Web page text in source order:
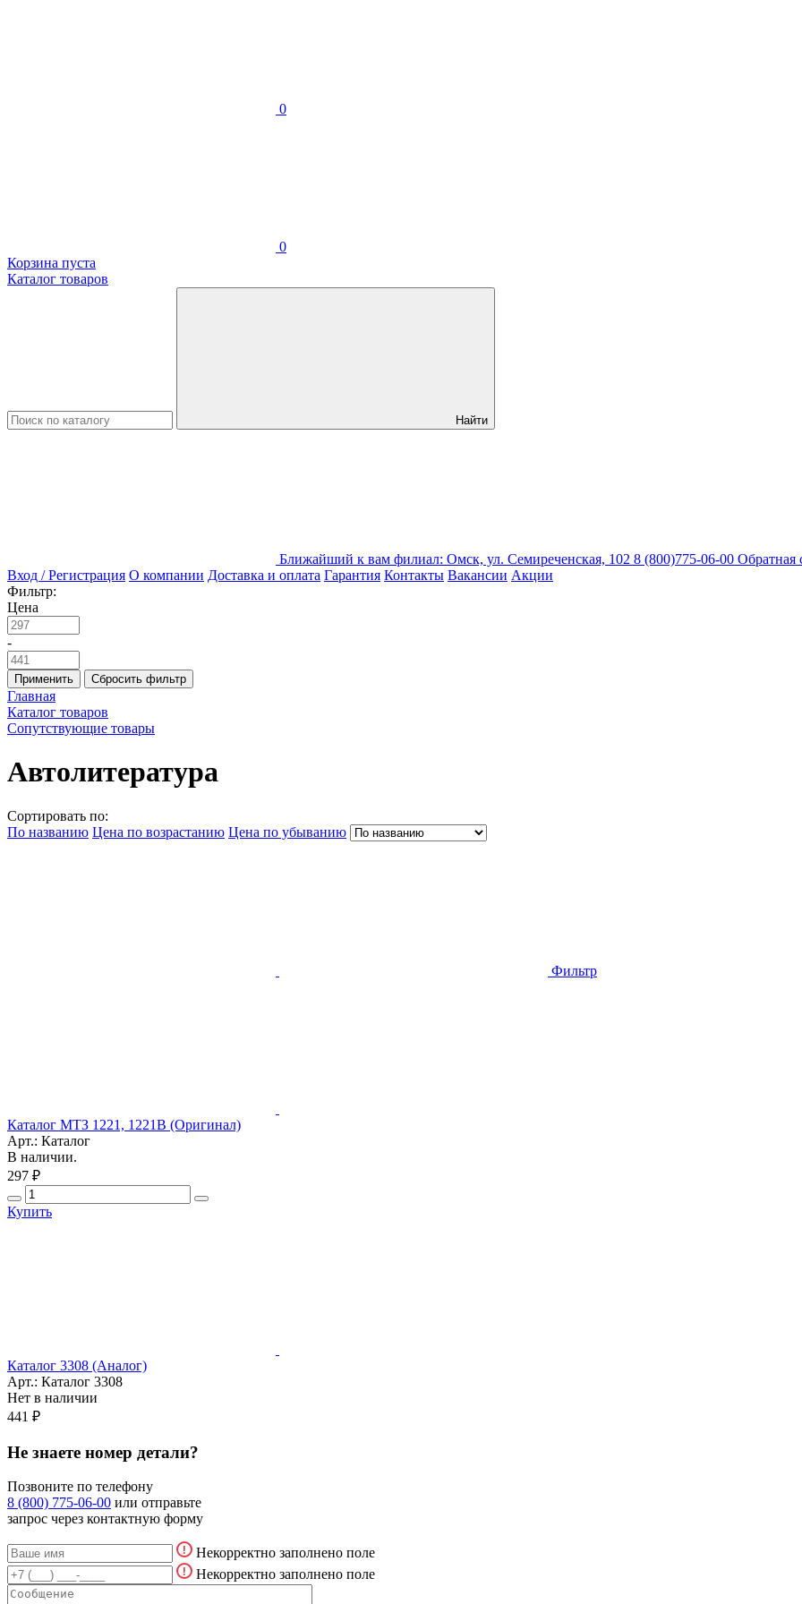
0
0
Корзина пуста
Каталог товаров
Найти
Ближайший к вам филиал: Омск, ул. Семиреченская, 102 8 (800)775-06-00 Обратная
Вход / Регистрация О компании Доставка и оплата Гарантия Контакты Вакансии Акции
Фильтр:
Цена
-
Применить Сбросить фильтр
Главная
Каталог товаров
Сопутствующие товары
Автолитература
Сортировать по:
По названию Цена по возрастанию Цена по убыванию
Фильтр
Каталог МТЗ 1221, 1221В (Оригинал)
Арт.: Каталог
В наличии.
297 ₽
Купить
Каталог 3308 (Аналог)
Арт.: Каталог 3308
Нет в наличии
441 ₽
Не знаете номер детали?
Позвоните по телефону
8 (800) 775-06-00 или отправьте
запрос через контактную форму
Некорректно заполнено поле
Некорректно заполнено поле